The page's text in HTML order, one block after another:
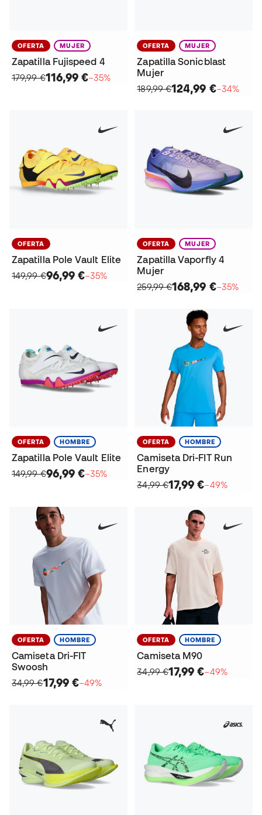
OFERTA MUJER
Zapatilla Fujispeed 4
179,99 €116,99 €−35%
OFERTA MUJER
Zapatilla Sonicblast
Mujer
189,99 €124,99 €−34%
OFERTA
Zapatilla Pole Vault Elite
149,99 €96,99 €−35%
OFERTA MUJER
Zapatilla Vaporfly 4
Mujer
259,99 €168,99 €−35%
OFERTA HOMBRE
Zapatilla Pole Vault Elite
149,99 €96,99 €−35%
OFERTA HOMBRE
Camiseta Dri-FIT Run
Energy
34,99 €17,99 €−49%
OFERTA HOMBRE
Camiseta Dri-FIT
Swoosh
34,99 €17,99 €−49%
OFERTA HOMBRE
Camiseta M90
34,99 €17,99 €−49%